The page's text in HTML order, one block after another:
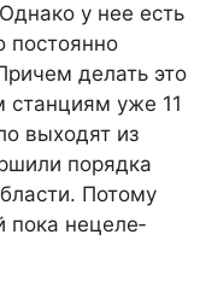
у нее есть
постоянно
де­лать это
уже 11
выходят из
поряд­ка
Потому
пока нецеле­